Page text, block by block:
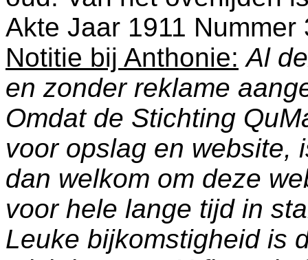
Akte Jaar 1911 Nummer
Notitie bij Anthonie: Al
en zonder reklame
Omdat de Stichting
voor opslag en website,
dan welkom om deze
voor hele lange tijd in
Leuke bijkomstigheid is